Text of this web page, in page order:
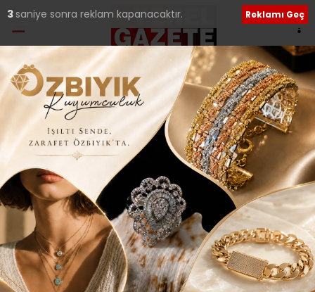
Ana Sayfa›Ekonomi
GÜNDEM; EKONOMİK
KRİZ, TERÖR VE BEDELLİ..
Giriş: 07-09-2018 19:27 222 Ekonomi Yerel Haberler
2 saniye sonra reklam kapanacaktır. Reklamı Geç